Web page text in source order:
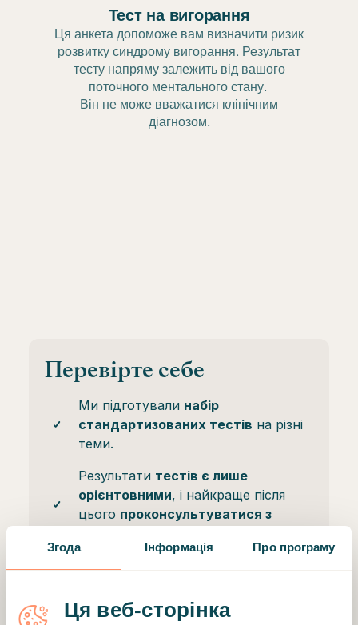
Згода Інформація Про програму
Ця веб-сторінка
Перевірте себе
Ми підготували набір
стандартизованих тестів на різні
теми.
Результати тестів є лише
орієнтовними, і найкраще після
цього проконсультуватися з
Тести допоможуть вам